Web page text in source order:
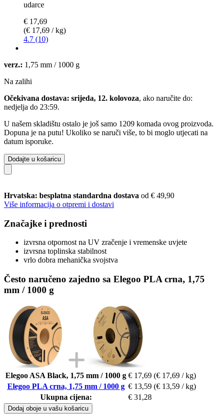
udarce
€ 17,69
(€ 17,69 / kg)
4.7 (10)
verz.: 1,75 mm / 1000 g
Na zalihi
Očekivana dostava: srijeda, 12. kolovoza, ako naručite do:
nedjelja do 23:59.
U našem skladištu ostalo je još samo 1209 komada ovog proizvoda.
Dopuna je na putu! Ukoliko se naruči više, to bi moglo utjecati na
datum isporuke.
Dodajte u košaricu
Hrvatska: besplatna standardna dostava od € 49,90
Više informacija o otpremi i dostavi
Značajke i prednosti
izvrsna otpornost na UV zračenje i vremenske uvjete
izvrsna toplinska stabilnost
vrlo dobra mehanička svojstva
Često naručeno zajedno sa Elegoo PLA crna, 1,75
mm / 1000 g
Elegoo ASA Black, 1,75 mm / 1000 g € 17,69 (€ 17,69 / kg)
Elegoo PLA crna, 1,75 mm / 1000 g € 13,59 (€ 13,59 / kg)
Ukupna cijena:
€ 31,28
Dodaj oboje u vašu košaricu